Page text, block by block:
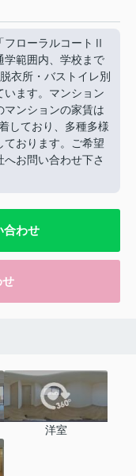
フローラルコートⅡ
学範囲内、学校まで
衣所・バストイレ別
います。マンション
マンションの家賃は
しており、多種多様
ております。ご希望
お問い合わせ下さ
合わせ
洋室